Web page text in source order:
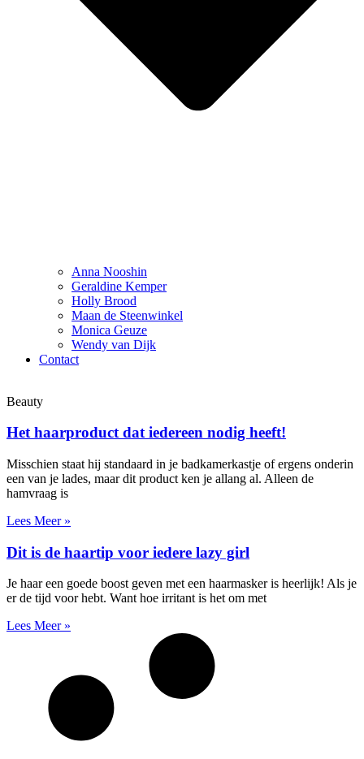
Anna Nooshin
Geraldine Kemper
Holly Brood
Maan de Steenwinkel
Monica Geuze
Wendy van Dijk
Contact
Beauty
Het haarproduct dat iedereen nodig heeft!
Misschien staat hij standaard in je badkamerkastje of ergens onderin
een van je lades, maar dit product ken je allang al. Alleen de
hamvraag is
Lees Meer »
Dit is de haartip voor iedere lazy girl
Je haar een goede boost geven met een haarmasker is heerlijk! Als je
er de tijd voor hebt. Want hoe irritant is het om met
Lees Meer »